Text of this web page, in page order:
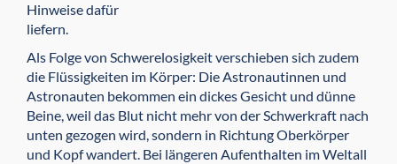
Hinweise dafür
liefern.
Als Folge von Schwerelosigkeit verschieben sich zudem
die Flüssigkeiten im Körper: Die Astronautinnen und
Astronauten bekommen ein dickes Gesicht und dünne
Beine, weil das Blut nicht mehr von der Schwerkraft nach
unten gezogen wird, sondern in Richtung Oberkörper
und Kopf wandert. Bei längeren Aufenthalten im Weltall